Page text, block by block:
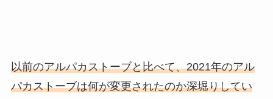
以前のアルパカストーブと比べて、2021年のアル
パカストーブは何が変更されたのか深堀りしてい